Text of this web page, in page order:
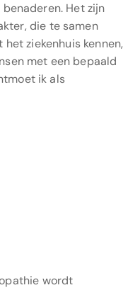
Het zijn
die te samen
het ziekenhuis kennen,
met een bepaald
ik als
wordt